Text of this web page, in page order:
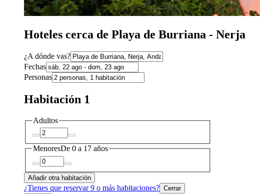
Hoteles cerca de Playa de Burriana - Nerja
¿A dónde vas?
Fechas
Personas
Habitación 1
Adultos
MenoresDe 0 a 17 años
Añadir otra habitación
¿Tienes que reservar 9 o más habitaciones? Cerrar